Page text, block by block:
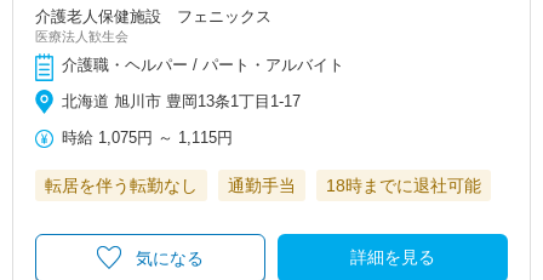
介護老人保健施設 フェニックス
医療法人歓生会
介護職・ヘルパー / パート・アルバイト
北海道 旭川市 豊岡13条1丁目1-17
時給 1,075円 ～ 1,115円
転居を伴う転勤なし 通勤手当 18時までに退社可能
詳細を見る
気になる